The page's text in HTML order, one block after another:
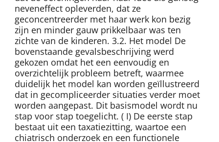
neveneffect opleverden, dat ze
geconcentreerder met haar werk kon bezig
zijn en minder gauw prikkelbaar was ten
zichte van de kinderen. 3.2. Het model De
bovenstaande gevalsbeschrijving werd
gekozen omdat het een eenvoudig en
overzichtelijk probleem betreft, waarmee
duidelijk het model kan worden geïllustreerd
dat in gecompliceerder situaties verder moet
worden aangepast. Dit basismodel wordt nu
stap voor stap toegelicht. ( I) De eerste stap
bestaat uit een taxatiezitting, waartoe een
chiatrisch onderzoek en een functionele